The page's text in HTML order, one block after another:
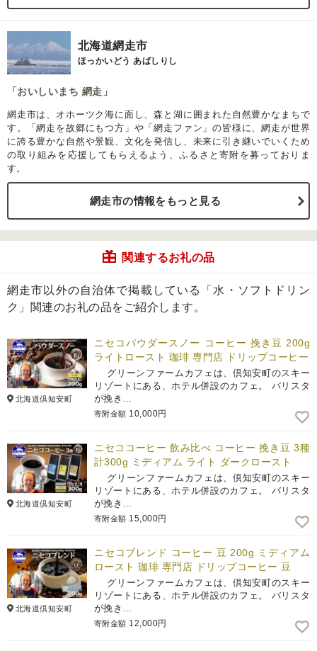
北海道網走市
ほっかいどう あばしりし
「おいしいまち 網走」
網走市は、オホーツク海に面し、森と湖に囲まれた自然豊かなまちで
す。「網走を故郷にもつ方」や「網走ファン」の皆様に、網走が世界
に誇る豊かな自然や景観、文化を発信し、未来に引き継いでいくため
の取り組みを応援してもらえるよう、ふるさと寄附を募っておりま
す。
網走市の情報をもっと見る
関連するお礼の品
網走市以外の自治体で掲載している「水・ソフトドリン
ク」関連のお礼の品をご紹介します。
北海道倶知安町
ニセコパウダースノー コーヒー 挽き豆 200g
ライトロースト 珈琲 専門店 ドリップコーヒー
グリーンファームカフェは、倶知安町のスキー
リゾートにある、ホテル併設のカフェ。 バリスタ
が挽き…
寄附金額 10,000円
北海道倶知安町
ニセココーヒー 飲み比べ コーヒー 挽き豆 3種
計300g ミディアム ライト ダークロースト
グリーンファームカフェは、倶知安町のスキー
リゾートにある、ホテル併設のカフェ。 バリスタ
が挽き…
寄附金額 15,000円
北海道倶知安町
ニセコブレンド コーヒー 豆 200g ミディアム
ロースト 珈琲 専門店 ドリップコーヒー 豆
グリーンファームカフェは、倶知安町のスキー
リゾートにある、ホテル併設のカフェ。 バリスタ
が挽き…
寄附金額 12,000円